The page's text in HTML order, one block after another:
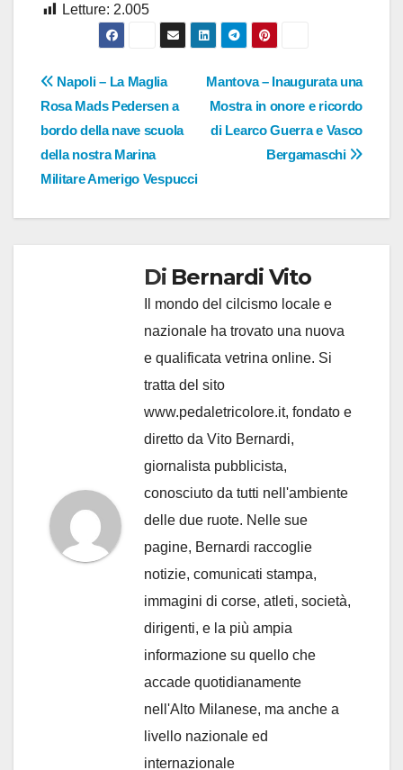
Letture: 2.005
Navigazione
articoli
Mantova – Inaugurata una
Mostra in onore e ricordo
di Learco Guerra e Vasco
Bergamaschi
Napoli – La Maglia
Rosa Mads Pedersen a
bordo della nave scuola
della nostra Marina
Militare Amerigo Vespucci
Di Bernardi Vito
Il mondo del cilcismo locale e
nazionale ha trovato una nuova
e qualificata vetrina online. Si
tratta del sito
www.pedaletricolore.it, fondato e
diretto da Vito Bernardi,
giornalista pubblicista,
conosciuto da tutti nell'ambiente
delle due ruote. Nelle sue
pagine, Bernardi raccoglie
notizie, comunicati stampa,
immagini di corse, atleti, società,
dirigenti, e la più ampia
informazione su quello che
accade quotidianamente
nell'Alto Milanese, ma anche a
livello nazionale ed
internazionale